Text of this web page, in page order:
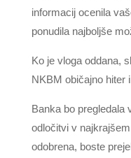
informacij ocenila
ponudila najboljše
Ko je vloga oddana,
NKBM običajno hiter
Banka bo pregledala
odločitvi v
odobrena, boste